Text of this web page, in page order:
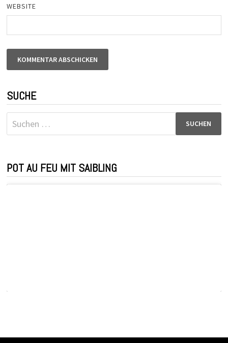
WEBSITE
SUCHE
Suchen
nach:
POT AU FEU MIT SAIBLING